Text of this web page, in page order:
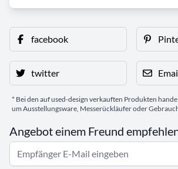
facebook
twitter
* Bei den auf used-design verkauften Produkten
um Ausstellungsware, Messerückläufer oder
Angebot einem Freund